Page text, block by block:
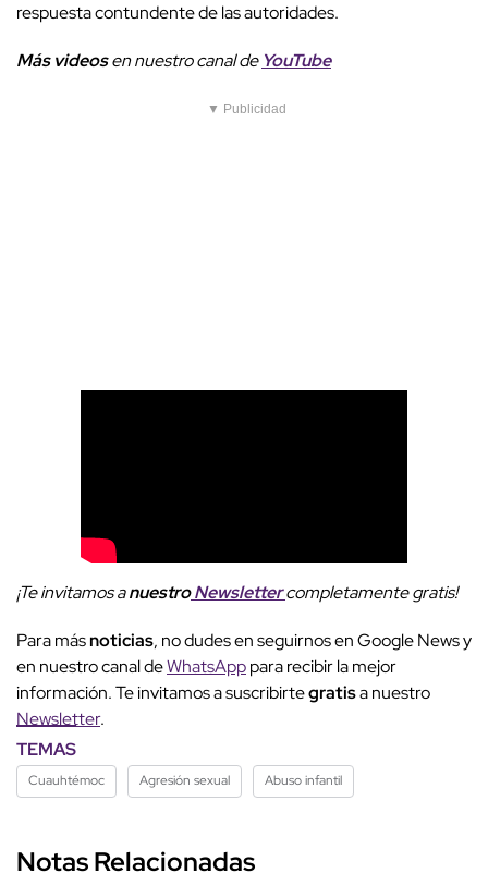
respuesta contundente de las autoridades.
Más videosen nuestro canal de YouTube
▼ Publicidad
¡Te invitamos anuestroNewslettercompletamente gratis!
Para másnoticias, no dudes en seguirnos en Google News y
en nuestro canal deWhatsApppara recibir la mejor
información. Te invitamos a suscribirtegratisa nuestro
Newsletter.
TEMAS
Cuauhtémoc Agresión sexual Abuso infantil
Notas Relacionadas